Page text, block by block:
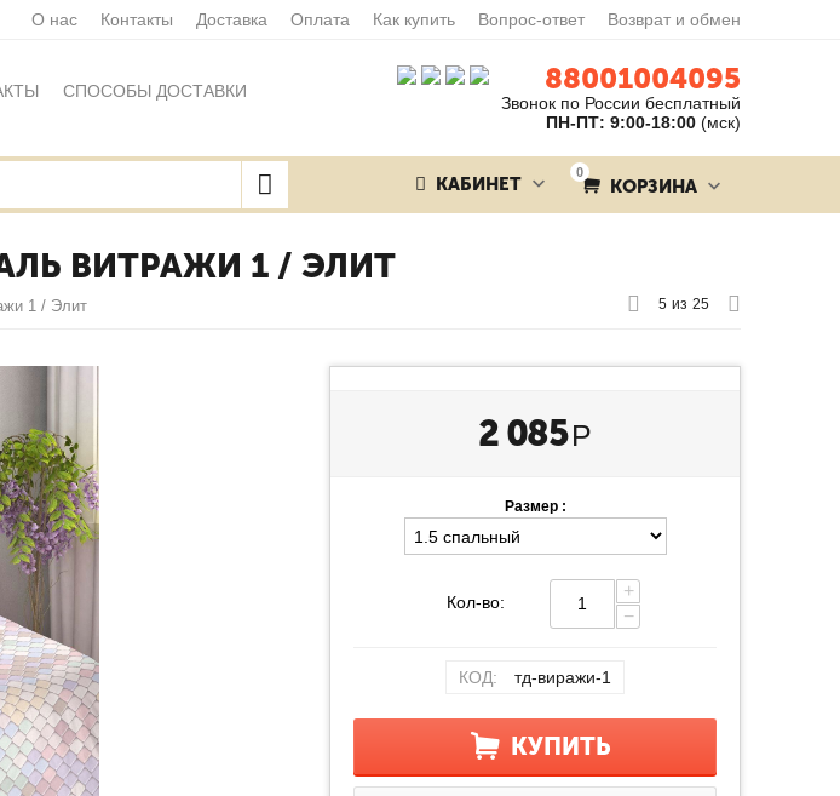
О нас Контакты Доставка Оплата Как купить Вопрос-ответ Возврат и обмен
СПОСОБЫ ДОСТАВКИ 88001004095
Звонок по России бесплатный
ПН-ПТ: 9:00-18:00 (мск)
0
КОРЗИНА
КАБИНЕТ
ВИТРАЖИ 1 / ЭЛИТ
1 / Элит 5 из 25
2 085 Р
Размер :
Кол-во:
+
−
КОД: тд-виражи-1
КУПИТЬ